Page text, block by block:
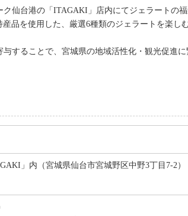
仙台港の「ITAGAKI」店内にてジェラートの
品を使用した、厳選6種類のジェラートを楽し
することで、宮城県の地域活性化・観光促進に
」内（宮城県仙台市宮城野区中野3丁目7-2）